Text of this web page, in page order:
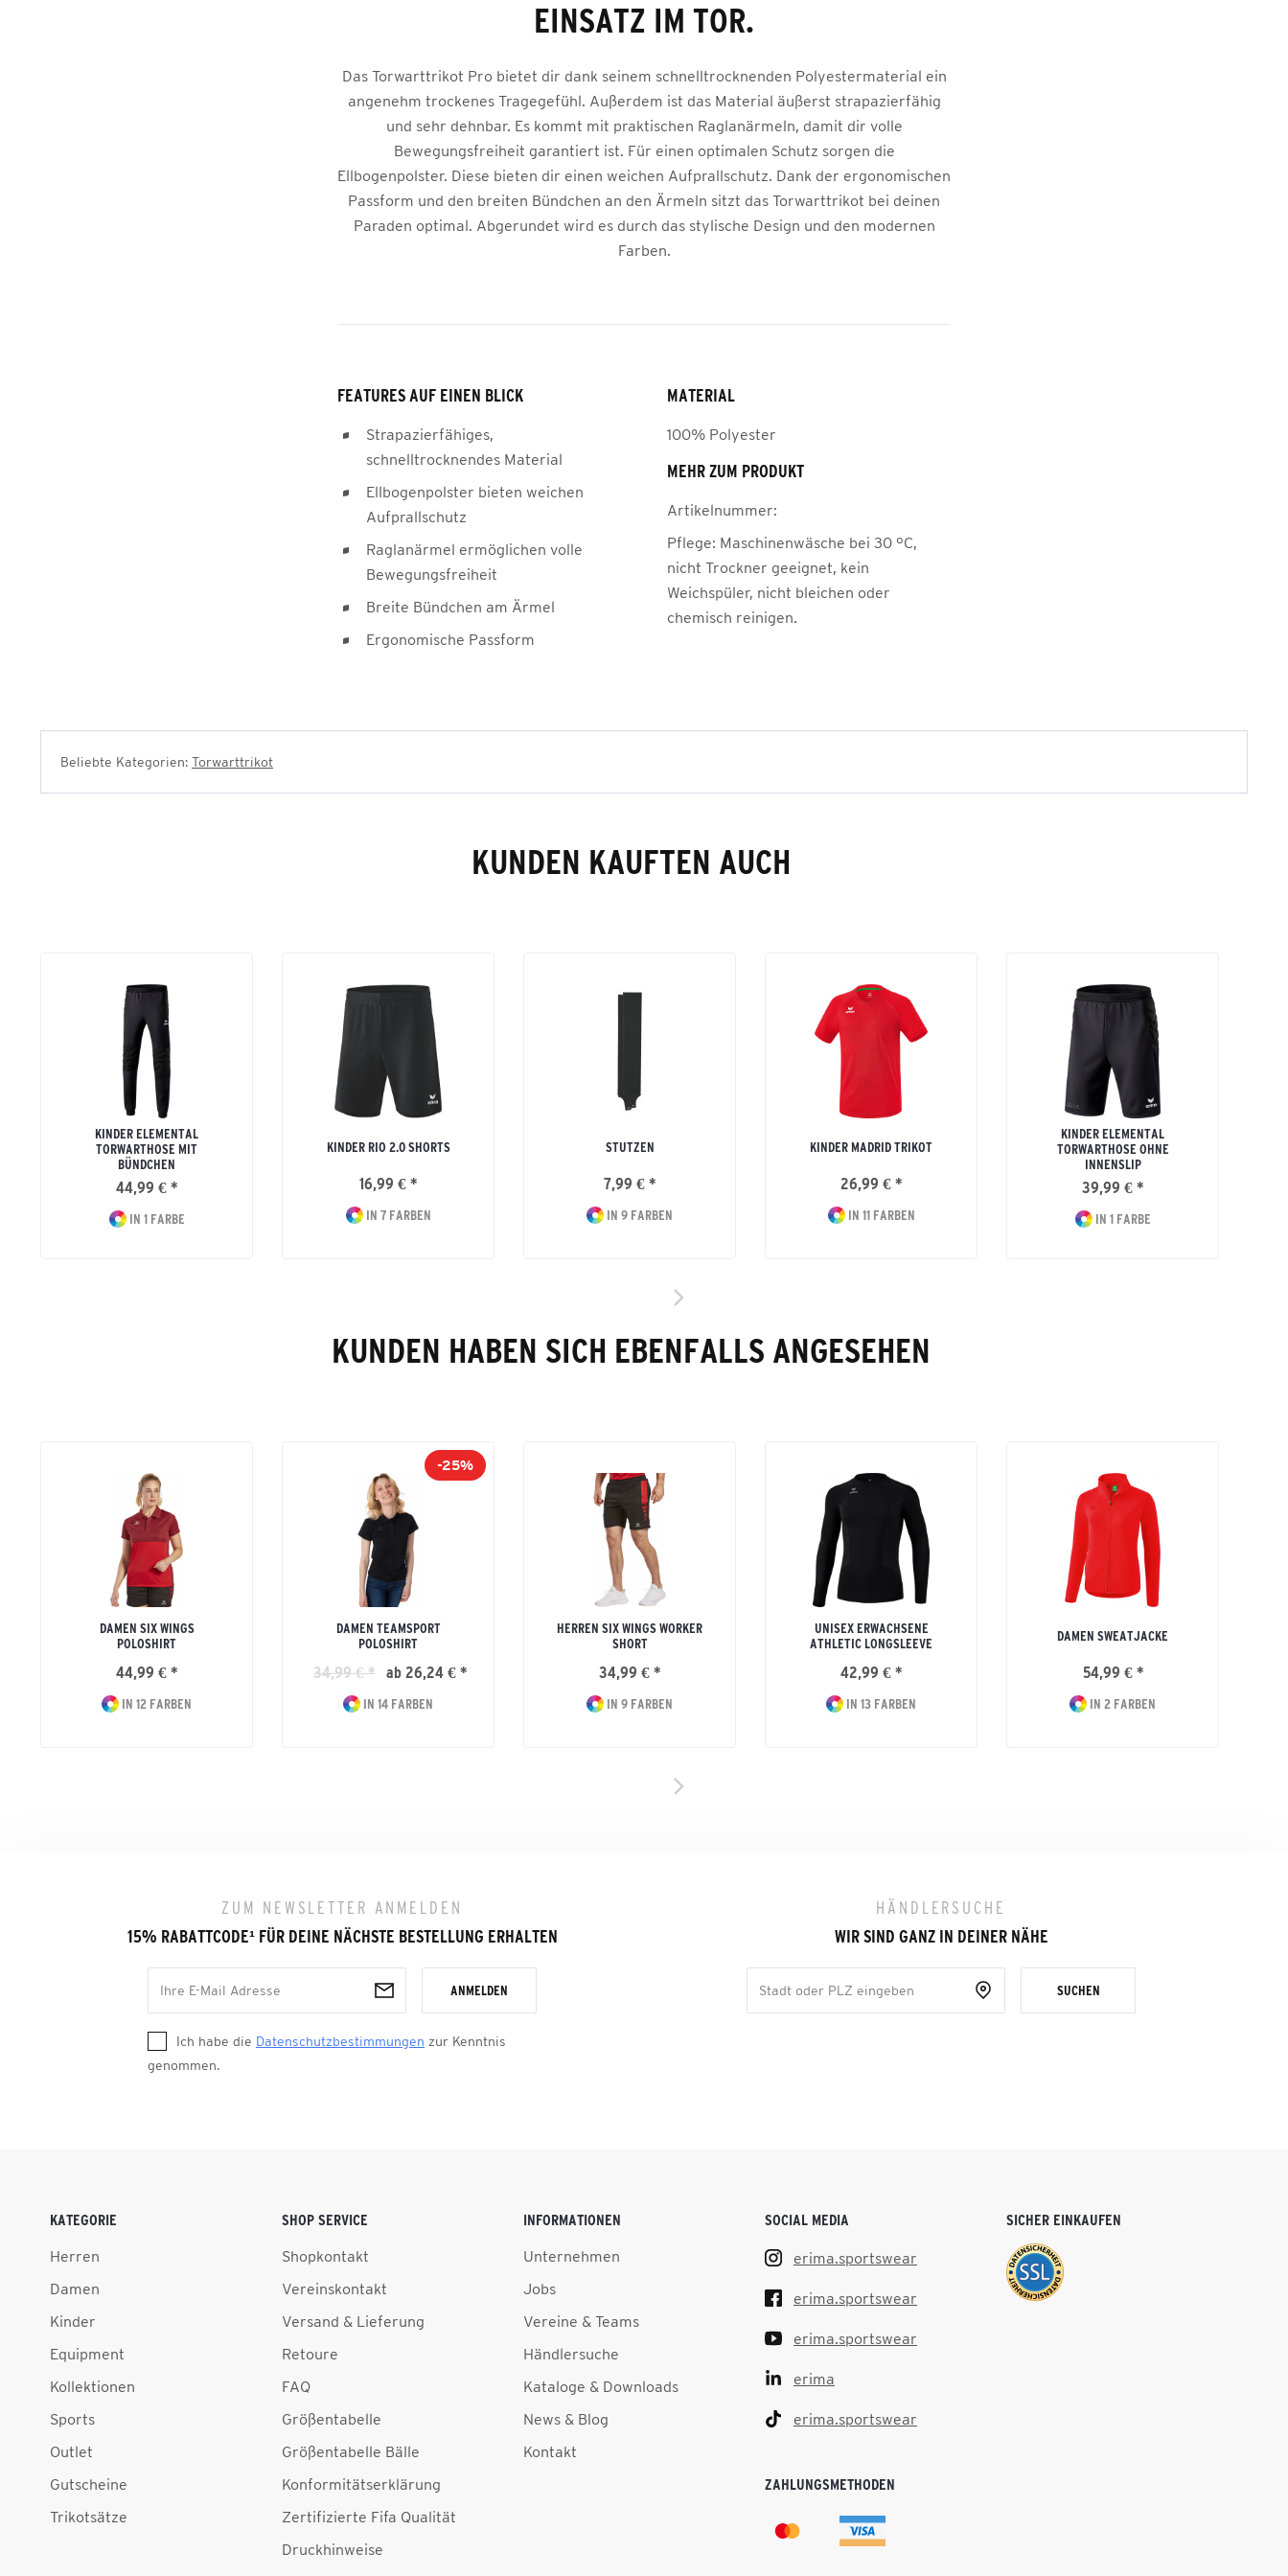
EINSATZ IM TOR.
Das Torwarttrikot Pro bietet dir dank seinem schnelltrocknenden Polyestermaterial ein
angenehm trockenes Tragegefühl. Außerdem ist das Material äußerst strapazierfähig
und sehr dehnbar. Es kommt mit praktischen Raglanärmeln, damit dir volle
Bewegungsfreiheit garantiert ist. Für einen optimalen Schutz sorgen die
Ellbogenpolster. Diese bieten dir einen weichen Aufprallschutz. Dank der ergonomischen
Passform und den breiten Bündchen an den Ärmeln sitzt das Torwarttrikot bei deinen
Paraden optimal. Abgerundet wird es durch das stylische Design und den modernen
Farben.
FEATURES AUF EINEN BLICK
Strapazierfähiges,
schnelltrocknendes Material
Ellbogenpolster bieten weichen
Aufprallschutz
Raglanärmel ermöglichen volle
Bewegungsfreiheit
Breite Bündchen am Ärmel
Ergonomische Passform
MATERIAL
100% Polyester
MEHR ZUM PRODUKT
Artikelnummer:
Pflege: Maschinenwäsche bei 30 °C,
nicht Trockner geeignet, kein
Weichspüler, nicht bleichen oder
chemisch reinigen.
Beliebte Kategorien: Torwarttrikot
KUNDEN KAUFTEN AUCH
KINDER ELEMENTAL
TORWARTHOSE MIT
BÜNDCHEN
44,99 € *
IN 1 FARBE
KINDER RIO 2.0 SHORTS
16,99 € *
IN 7 FARBEN
STUTZEN
7,99 € *
IN 9 FARBEN
KINDER MADRID TRIKOT
26,99 € *
IN 11 FARBEN
KINDER ELEMENTAL
TORWARTHOSE OHNE
INNENSLIP
39,99 € *
IN 1 FARBE
KUNDEN HABEN SICH EBENFALLS ANGESEHEN
DAMEN SIX WINGS
POLOSHIRT
44,99 € *
IN 12 FARBEN
-25%
DAMEN TEAMSPORT
POLOSHIRT
34,99 € * ab 26,24 € *
IN 14 FARBEN
HERREN SIX WINGS WORKER
SHORT
34,99 € *
IN 9 FARBEN
UNISEX ERWACHSENE
ATHLETIC LONGSLEEVE
42,99 € *
IN 13 FARBEN
DAMEN SWEATJACKE
54,99 € *
IN 2 FARBEN
ZUM NEWSLETTER ANMELDEN
15% RABATTCODE¹FÜR DEINE NÄCHSTE BESTELLUNG ERHALTEN
ANMELDEN
Ich habe die Datenschutzbestimmungen zur Kenntnis
genommen.
HÄNDLERSUCHE
WIR SIND GANZ IN DEINER NÄHE
SUCHEN
KATEGORIE
Herren
Damen
Kinder
Equipment
Kollektionen
Sports
Outlet
Gutscheine
Trikotsätze
SHOP SERVICE
Shopkontakt
Vereinskontakt
Versand & Lieferung
Retoure
FAQ
Größentabelle
Größentabelle Bälle
Konformitätserklärung
Zertifizierte Fifa Qualität
Druckhinweise
INFORMATIONEN
Unternehmen
Jobs
Vereine & Teams
Händlersuche
Kataloge & Downloads
News & Blog
Kontakt
SOCIAL MEDIA
erima.sportswear
erima.sportswear
erima.sportswear
erima
erima.sportswear
ZAHLUNGSMETHODEN
SICHER EINKAUFEN